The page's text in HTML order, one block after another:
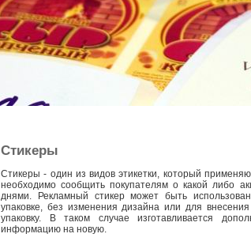
Стикеры
Стикеры - один из видов этикетки, который
необходимо сообщить покупателям о какой либо
днями. Рекламный стикер может быть
упаковке, без изменения дизайна или для
упаковку. В таком случае изготавливается
информацию на новую.